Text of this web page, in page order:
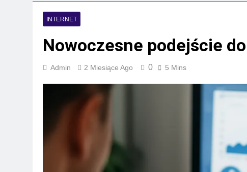
INTERNET
Nowoczesne podejście
Admin 2 Miesiące Ago 0 5 Mins